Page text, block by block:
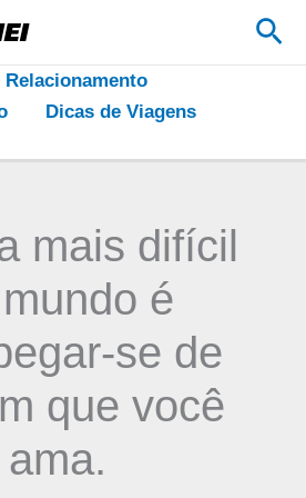
Relacionamento
Dicas de Viagens
mais difícil
é
se de
que você
ama.